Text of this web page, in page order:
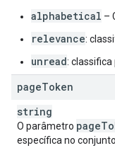
alphabetical –
relevance:
unread: classifica
pageToken
string
O parâmetro page
específica no